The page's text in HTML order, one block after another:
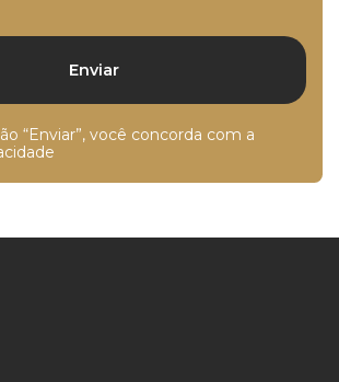
“Enviar”, você concorda com a